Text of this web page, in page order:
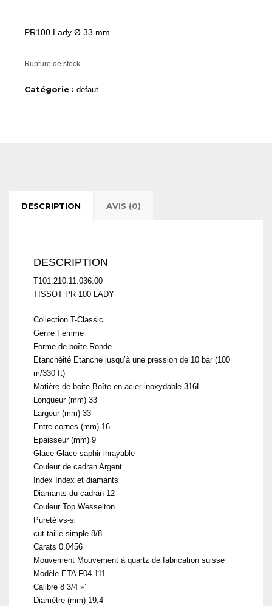
PR100 Lady Ø 33 mm
Rupture de stock
Catégorie : defaut
DESCRIPTION AVIS (0)
DESCRIPTION
T101.210.11.036.00
TISSOT PR 100 LADY
Collection T-Classic
Genre Femme
Forme de boîte Ronde
Etanchéité Etanche jusqu’à une pression de 10 bar (100
m/330 ft)
Matière de boite Boîte en acier inoxydable 316L
Longueur (mm) 33
Largeur (mm) 33
Entre-cornes (mm) 16
Epaisseur (mm) 9
Glace Glace saphir inrayable
Couleur de cadran Argent
Index Index et diamants
Diamants du cadran 12
Couleur Top Wesselton
Pureté vs-si
cut taille simple 8/8
Carats 0.0456
Mouvement Mouvement à quartz de fabrication suisse
Modèle ETA F04.111
Calibre 8 3/4 »’
Diamètre (mm) 19,4